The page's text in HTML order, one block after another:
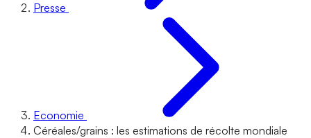
Presse
Economie
Céréales/grains : les estimations de récolte mondiale